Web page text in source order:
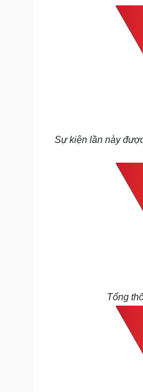
Sự kiện lần này
Tổng